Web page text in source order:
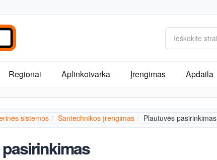
Regionai Aplinkotvarka Įrengimas Apdaila
sistemos Santechnikos įrengimas Plautuvės pasirinkimas